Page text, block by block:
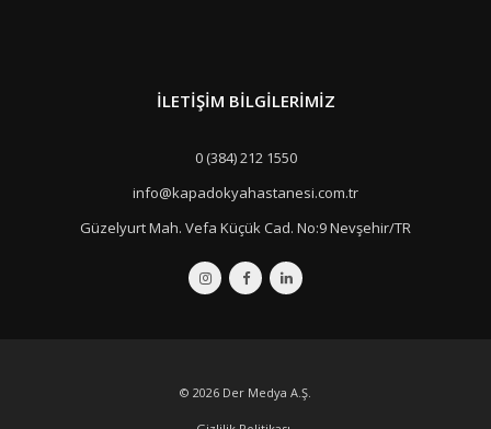
İLETIŞIM BILGILERIMIZ
0 (384) 212 1550
info@kapadokyahastanesi.com.tr
Güzelyurt Mah. Vefa Küçük Cad. No:9 Nevşehir/TR
© 2026 Der Medya A.Ş.